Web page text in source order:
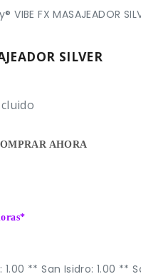
VIBE FX MASAJEADOR
SILVER
AHORA
** San Isidro: 1.00 **